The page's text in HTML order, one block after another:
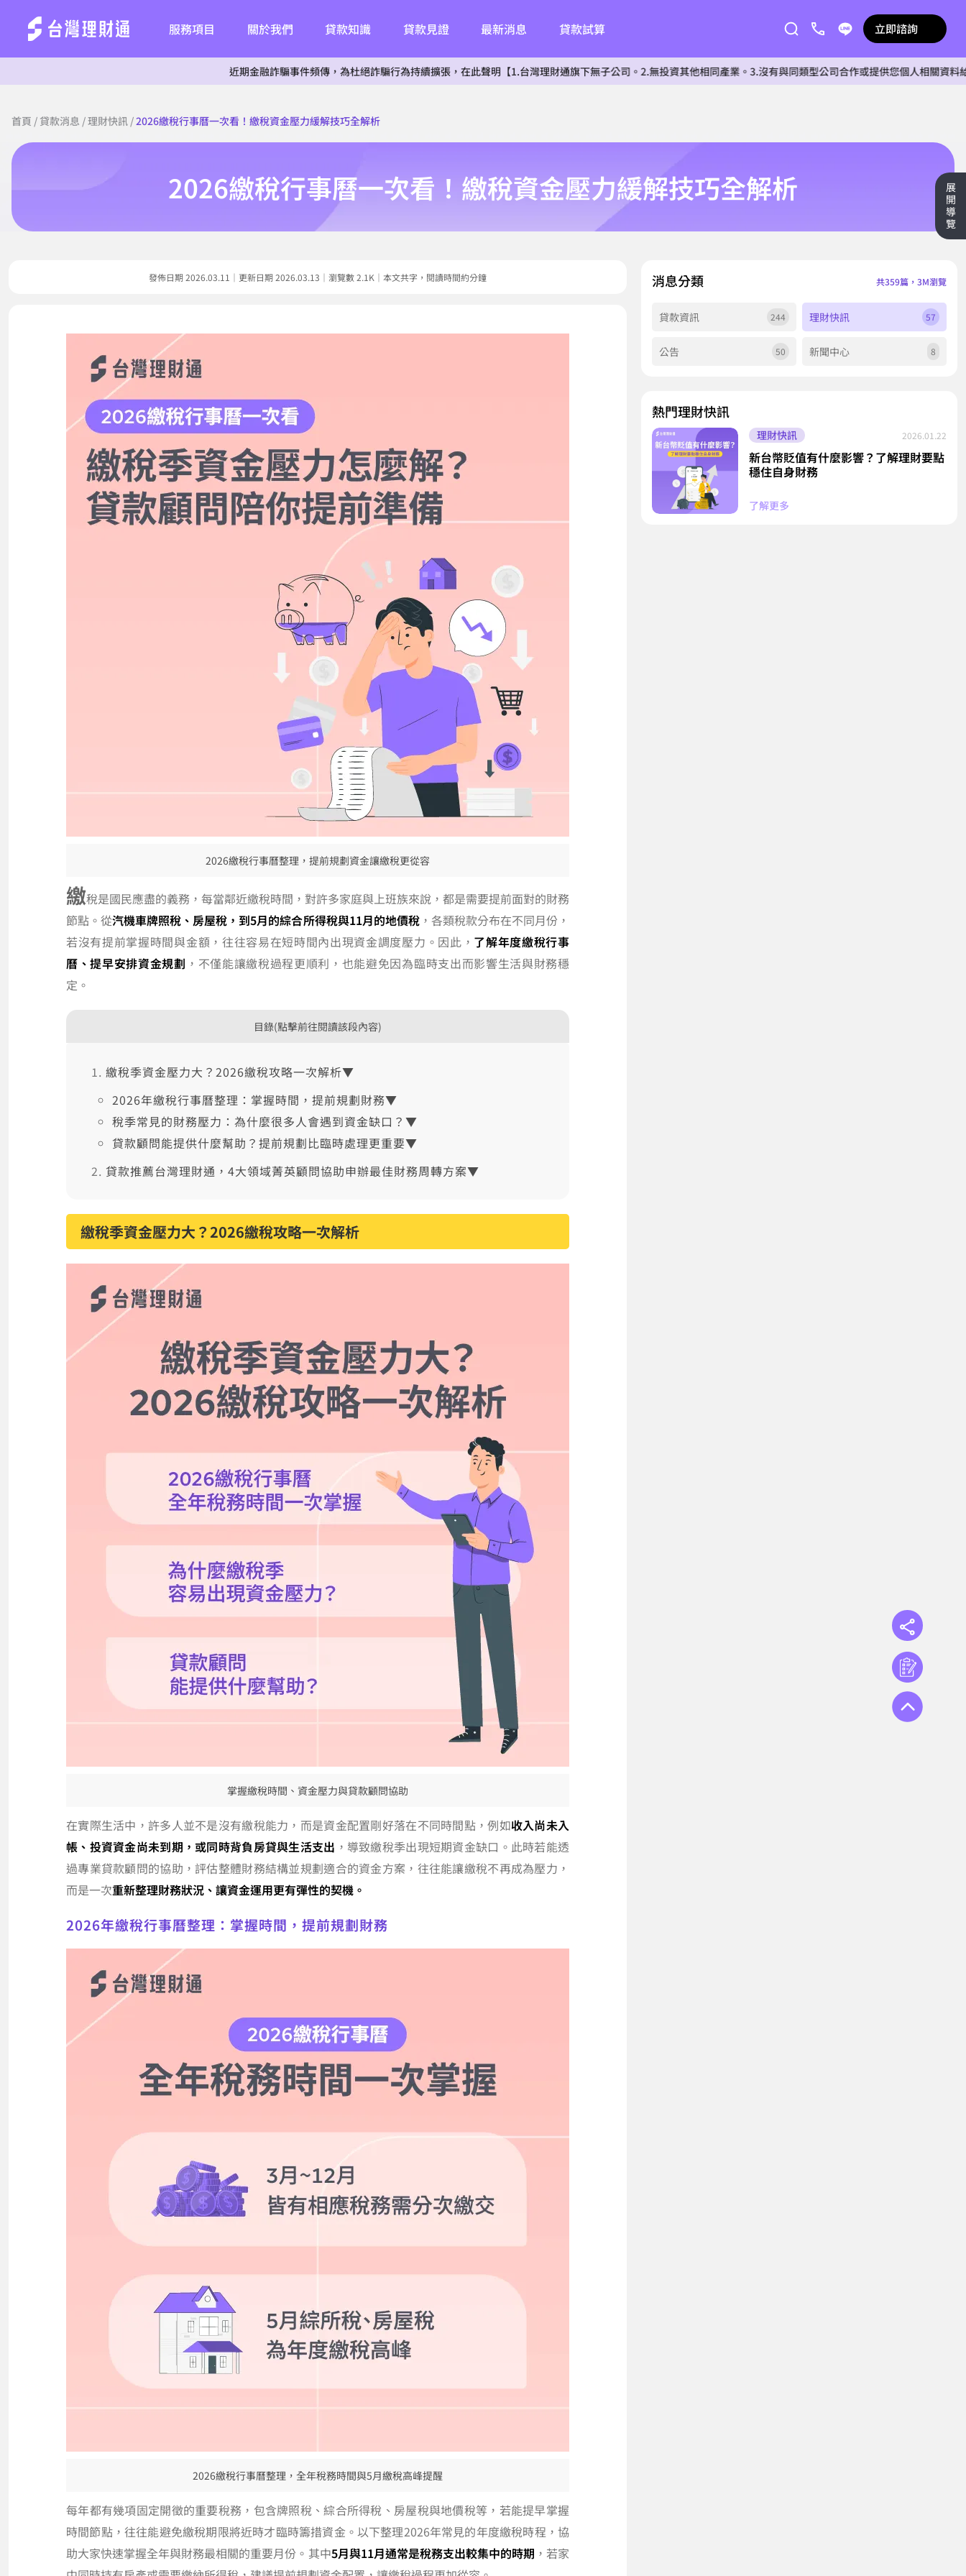
服務項目 關於我們 貸款知識 貸款見證 最新消息 貸款試算 立即諮詢
近期金融詐騙事件頻傳，為杜絕詐騙行為持續擴張，在此聲明【1.台灣理財通旗下無子公司。2.無投資其他相同產業。3.沒有與同類型公司合作或提供您個人相關資料給任何單
首頁 / 貸款消息 /理財快訊 /2026繳稅行事曆一次看！繳稅資金壓力緩解技巧全解析
2026繳稅行事曆一次看！繳稅資金壓力緩解技巧全解析
發佈日期 2026.03.11｜更新日期 2026.03.13｜瀏覽數 2.1K｜本文共字，閱讀時間約分鐘
2026繳稅行事曆整理，提前規劃資金讓繳稅更從容
繳稅是國民應盡的義務，每當鄰近繳稅時間，對許多家庭與上班族來說，都是需要提前面對的財務
節點。從汽機車牌照稅、房屋稅，到5月的綜合所得稅與11月的地價稅，各類稅款分布在不同月份，
若沒有提前掌握時間與金額，往往容易在短時間內出現資金調度壓力。因此， 了解年度繳稅行事
曆、提早安排資金規劃 ，不僅能讓繳稅過程更順利，也能避免因為臨時支出而影響生活與財務穩
定。
目錄(點擊前往閱讀該段內容)
繳稅季資金壓力大？2026繳稅攻略一次解析▼
2026年繳稅行事曆整理：掌握時間，提前規劃財務▼
稅季常見的財務壓力：為什麼很多人會遇到資金缺口？▼
貸款顧問能提供什麼幫助？提前規劃比臨時處理更重要▼
貸款推薦台灣理財通，4大領域菁英顧問協助申辦最佳財務周轉方案▼
繳稅季資金壓力大？2026繳稅攻略一次解析
掌握繳稅時間、資金壓力與貸款顧問協助
在實際生活中，許多人並不是沒有繳稅能力，而是資金配置剛好落在不同時間點，例如收入尚未入
帳、投資資金尚未到期，或同時背負房貸與生活支出 ，導致繳稅季出現短期資金缺口。此時若能透
過專業貸款顧問的協助，評估整體財務結構並規劃適合的資金方案，往往能讓繳稅不再成為壓力，
而是一次重新整理財務狀況、讓資金運用更有彈性的契機。
2026年繳稅行事曆整理：掌握時間，提前規劃財務
2026繳稅行事曆整理，全年稅務時間與5月繳稅高峰提醒
每年都有幾項固定開徵的重要稅務，包含牌照稅、綜合所得稅、房屋稅與地價稅等，若能提早掌握
時間節點，往往能避免繳稅期限將近時才臨時籌措資金。以下整理2026年常見的年度繳稅時程，協
助大家快速掌握全年與財務最相關的重要月份。其中5月與11月通常是稅務支出較集中的時期 ，若家
消息分類 共359篇，3M瀏覽
貸款資訊 244 理財快訊 57
公告 50 新聞中心 8
熱門理財快訊
理財快訊 2026.01.22
新台幣貶值有什麼影響？了解理財要點
穩住自身財務
了解更多
展
開
導
覽